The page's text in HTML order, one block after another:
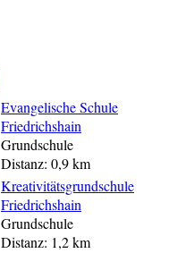
Evangelische Schule
Friedrichshain
Grundschule
Distanz: 0,9 km
Kreativitätsgrundschule
Friedrichshain
Grundschule
Distanz: 1,2 km